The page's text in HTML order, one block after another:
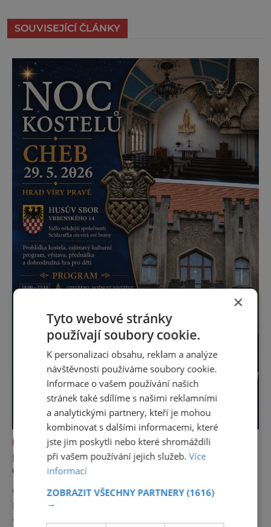
SOUVISEJÍCÍ ČLÁNKY
NEJKRÁSNĚJŠÍ PAMÁTKY
NOC KOSTELŮ 2026 V HUSOVĚ SBORU V
CHEBU
Odhalte tajemství chebské Schlaraffie V
pátek 29. května 2026 se v rámci celostátní
akce Noc kostelů otevřou veřejnosti i místa,
×
Tyto webové stránky
používají soubory cookie.
K personalizaci obsahu, reklam a analýze
návštěvnosti používáme soubory cookie.
Informace o vašem používání našich
stránek také sdílíme s našimi reklamními
a analytickými partnery, kteří je mohou
kombinovat s dalšími informacemi, které
jste jim poskytli nebo které shromáždili
při vašem používání jejich služeb.Více
informací
ZOBRAZIT VŠECHNY PARTNERY(1616)
→